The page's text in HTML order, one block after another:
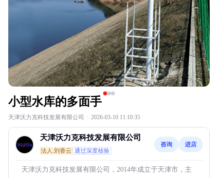
小型水库的多面手
天津沃力克科技发展有限公司 · 2026-03-10 11:10:35
天津沃力克科技发展有限公司
法人:刘香云 通过深度核验
咨询 进店
天津沃力克科技发展有限公司，2014年成立于天津市，主